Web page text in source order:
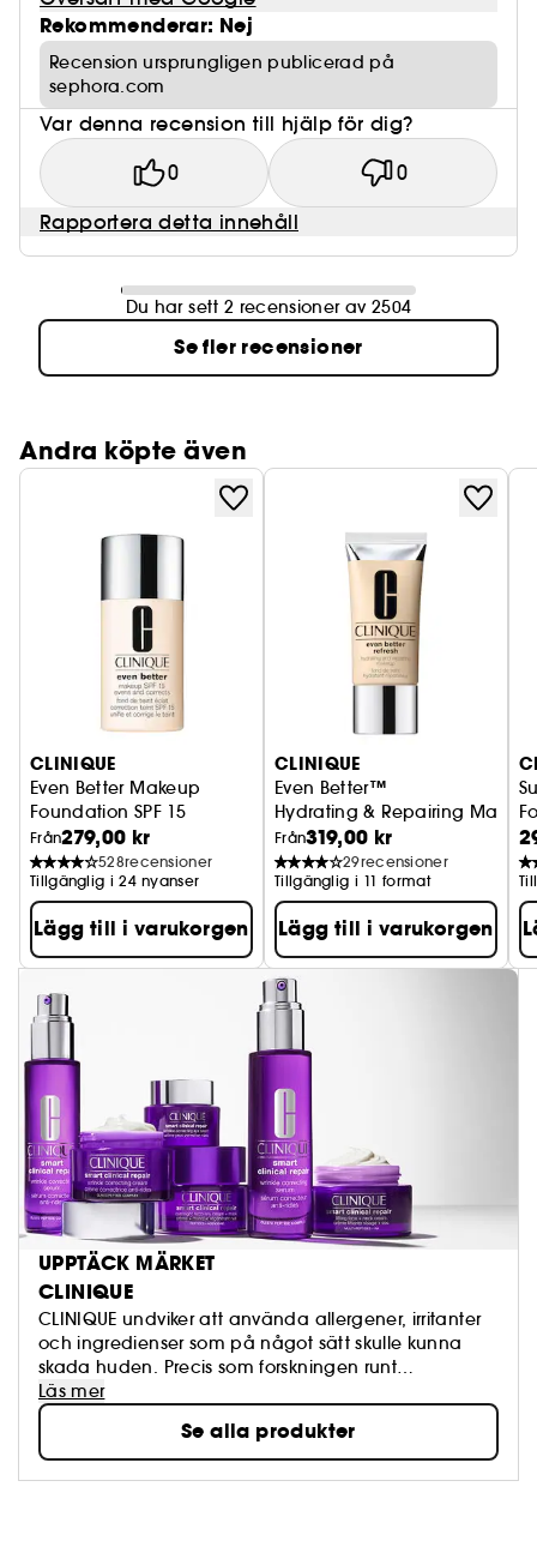
Rekommenderar: Nej
Recension ursprungligen publicerad på
sephora.com
Var denna recension till hjälp för dig?
0 0
Rapportera detta innehåll
Du har sett 2 recensioner av 2504
Se fler recensioner
Andra köpte även
CLINIQUE
Even Better Makeup
Foundation SPF 15
Från279,00 kr
528recensioner
Tillgänglig i 24 nyanser
Lägg till i varukorgen
CLINIQUE
Even Better™
Hydrating & Repairing
Från319,00 kr
29recensioner
Tillgänglig i 11 format
Lägg till i varukorgen
UPPTÄCK MÄRKET
CLINIQUE
CLINIQUE undviker att använda allergener, irritanter
och ingredienser som på något sätt skulle kunna
skada huden. Precis som forskningen runt
ingredienser hela tiden utvecklas så arbetar vi
ständigt på att förbättra våra produkter. Utan
parabener. Utan falater. Parfymfri. Bara sund hud.
Läs mer
Se alla produkter